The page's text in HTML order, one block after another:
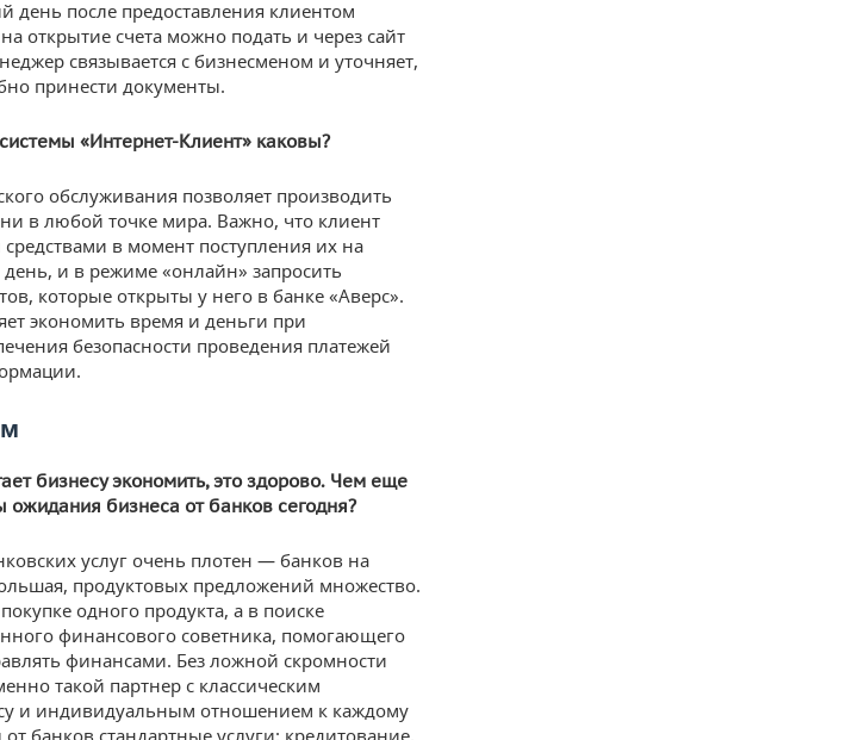
после предоставления клиентом
открытие счета можно подать и через сайт
связывается с бизнесменом и уточняет,
принести документы.
«Интернет-Клиент» каковы?
обслуживания позволяет производить
в любой точке мира. Важно, что клиент
в момент поступления их на
и в режиме «онлайн» запросить
которые открыты у него в банке «Аверс».
экономить время и деньги при
безопасности проведения платежей
бизнесу экономить, это здорово. Чем еще
бизнеса от банков сегодня?
услуг очень плотен — банков на
продуктовых предложений множество.
одного продукта, а в поиске
финансового советника, помогающего
финансами. Без ложной скромности
такой партнер с классическим
и индивидуальным отношением к каждому